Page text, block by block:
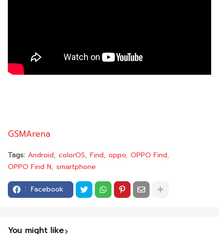
GSMArena
Tags: Android colorOS Find oppo OPPO Find
OPPO Find N smartphone
Facebook
You might like